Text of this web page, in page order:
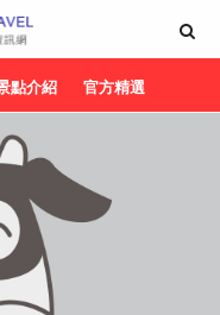
點介紹 官方精選